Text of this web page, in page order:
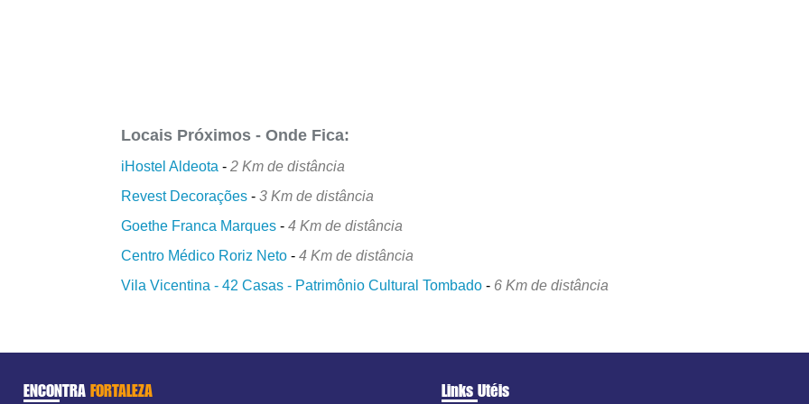
Locais Próximos - Onde Fica:
iHostel Aldeota -2 Km de distância
Revest Decorações -3 Km de distância
Goethe Franca Marques -4 Km de distância
Centro Médico Roriz Neto -4 Km de distância
Vila Vicentina - 42 Casas - Patrimônio Cultural Tombado - 6 Km de distância
ENCONTRA FORTALEZA Links Utéis